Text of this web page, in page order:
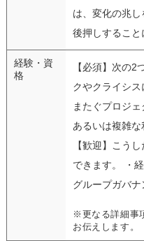
は、変化の兆
後押しすること
経験・資
格
【必須】次の2
クやクライシ
またぐプロジ
あるいは複雑
【歓迎】こう
できます。 ・
グループガバナ
※更なる詳細事
お伝えします。